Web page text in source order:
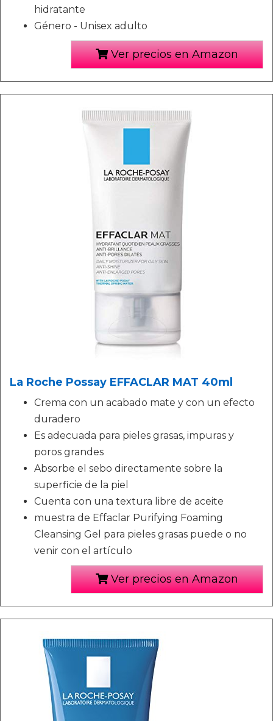
hidratante
Género - Unisex adulto
Ver precios en Amazon
La Roche Possay EFFACLAR MAT 40ml
Crema con un acabado mate y con un efecto
duradero
Es adecuada para pieles grasas, impuras y
poros grandes
Absorbe el sebo directamente sobre la
superficie de la piel
Cuenta con una textura libre de aceite
muestra de Effaclar Purifying Foaming
Cleansing Gel para pieles grasas puede o no
venir con el artículo
Ver precios en Amazon